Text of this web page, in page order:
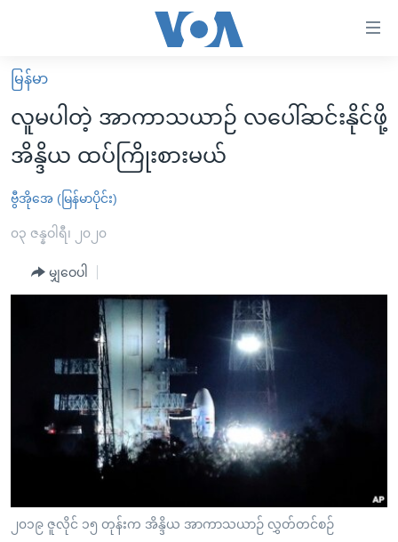
လွယ်ကူ
စေ
သည့်
Link
များ
ပင်မ
ကြည့်
မူလစာမျက်နှာ
မြန်မာ
ကမ္ဘာ့သတင်းများ
နိုင်ငံတကာ
အမေရိကန်
အစ္စရေး-ပါလက်စတိုင်း
ဗွီဒီယို
သတင်းလွတ်လပ်ခွင့်
အင်္ဂလိပ်စာလေ့လာမယ်
အမေရိကန်သုံးအီဒီယံ
မကြေးမုံရဲ့ အင်္ဂလိပ်စာ
ရုပ်ရှင်ထဲက အင်္ဂလိပ်စာ
သုတပဒေသာ အင်္ဂလိပ်စာ
အပတ်စဉ်ကဏ္ဍများ
ရေဒီယိုနှင့်ရုပ်သံ အချက်အလက်များ
ရေဒီယို/တီဗွီအစီအစဉ်
Learning English
ဗွီအိုအေ လူမှုကွန်ယက်များ
မြန်မာ
လူမပါတဲ့ အာကာသယာဉ် လပေါ်ဆင်းနိုင်ဖို့
အိန္ဒိယ ထပ်ကြိုးစားမယ်
ဗွီအိုအေ (မြန်မာပိုင်း)
၀၃ ဇန္နဝါရီ၊ ၂၀၂၀
မျှဝေပါ
၂၀၁၉ ဇူလိုင် ၁၅ တုန်းက အိန္ဒိယ အာကာသယာဉ် လွှတ်တင်စဉ်